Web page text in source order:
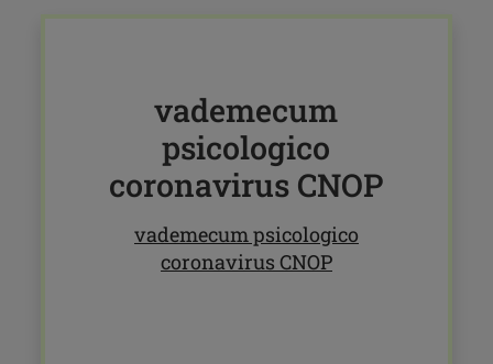
vademecum
psicologico
coronavirus CNOP
vademecum psicologico
coronavirus CNOP